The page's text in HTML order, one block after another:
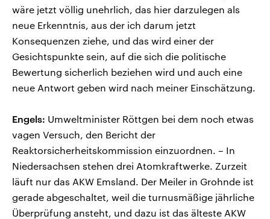
wäre jetzt völlig unehrlich, das hier darzulegen als
neue Erkenntnis, aus der ich darum jetzt
Konsequenzen ziehe, und das wird einer der
Gesichtspunkte sein, auf die sich die politische
Bewertung sicherlich beziehen wird und auch eine
neue Antwort geben wird nach meiner Einschätzung.
Engels: Umweltminister Röttgen bei dem noch etwas
vagen Versuch, den Bericht der
Reaktorsicherheitskommission einzuordnen. – In
Niedersachsen stehen drei Atomkraftwerke. Zurzeit
läuft nur das AKW Emsland. Der Meiler in Grohnde ist
gerade abgeschaltet, weil die turnusmäßige jährliche
Überprüfung ansteht, und dazu ist das älteste AKW